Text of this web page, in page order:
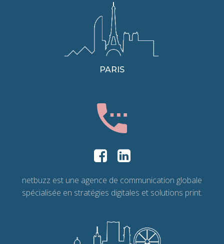
PARIS
netbuzz est une agence de communication globale
spécialisée en stratégies digitales et solutions print.